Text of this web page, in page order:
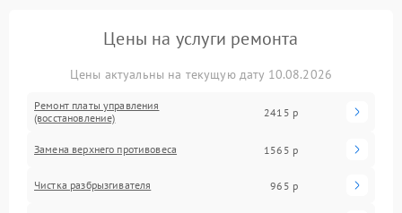
Цены на услуги ремонта
Цены актуальны на текущую дату 10.08.2026
Ремонт платы управления
(восстановление)
2415 р
Замена верхнего противовеса 1565 р
Чистка разбрызгивателя 965 р